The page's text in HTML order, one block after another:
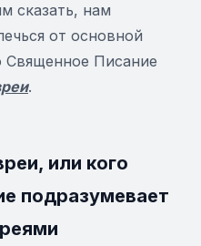
сказать, нам
от основной
Священное Писание
.
или кого
подразумевает